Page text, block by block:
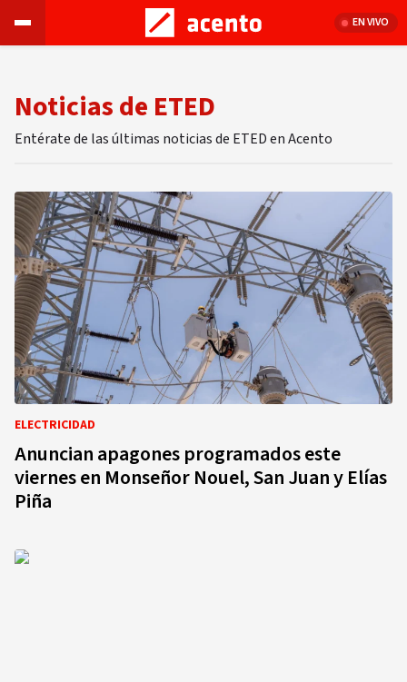
EN VIVO
Noticias de ETED
Entérate de las últimas noticias de ETED en Acento
ELECTRICIDAD
Anuncian apagones programados este
viernes en Monseñor Nouel, San Juan y Elías
Piña